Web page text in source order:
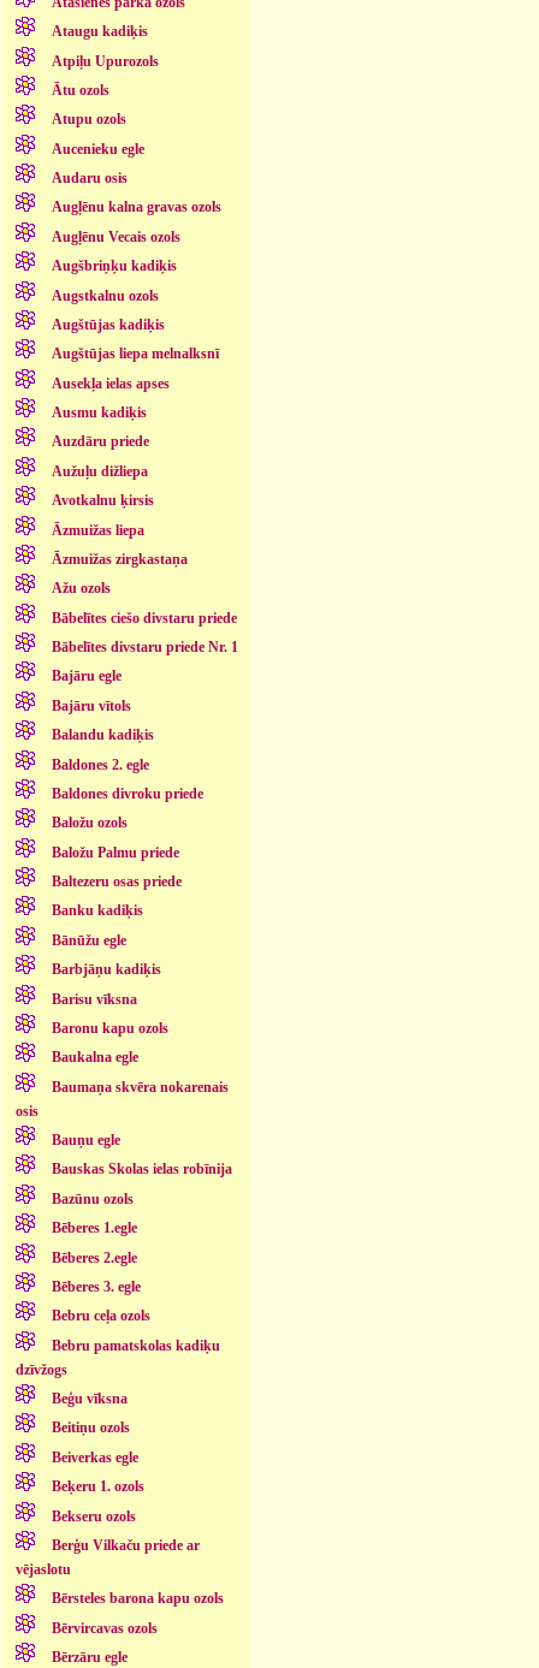
Ataugu kadiķis
Atpiļu Upurozols
Ātu ozols
Atupu ozols
Aucenieku egle
Audaru osis
Augļēnu kalna gravas ozols
Augļēnu Vecais ozols
Augšbriņķu kadiķis
Augstkalnu ozols
Augštūjas kadiķis
Augštūjas liepa melnalksnī
Ausekļa ielas apses
Ausmu kadiķis
Auzdāru priede
Aužuļu dižliepa
Avotkalnu ķirsis
Āzmuižas liepa
Āzmuižas zirgkastaņa
Ažu ozols
Bābelītes ciešo divstaru priede
Bābelītes divstaru priede Nr. 1
Bajāru egle
Bajāru vītols
Balandu kadiķis
Baldones 2. egle
Baldones divroku priede
Baložu ozols
Baložu Palmu priede
Baltezeru osas priede
Banku kadiķis
Bānūžu egle
Barbjāņu kadiķis
Barisu vīksna
Baronu kapu ozols
Baukalna egle
Baumaņa skvēra nokarenais
osis
Bauņu egle
Bauskas Skolas ielas robīnija
Bazūnu ozols
Bēberes 1.egle
Bēberes 2.egle
Bēberes 3. egle
Bebru ceļa ozols
Bebru pamatskolas kadiķu
dzīvžogs
Beģu vīksna
Beitiņu ozols
Beiverkas egle
Beķeru 1. ozols
Bekseru ozols
Berģu Vilkaču priede ar
vējaslotu
Bērsteles barona kapu ozols
Bērvircavas ozols
Bērzāru egle